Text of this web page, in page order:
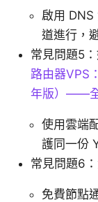
啟用 DNS
道進行，
常見問題5
路由器VPS
年版）——全
使用雲端
護同一份
常見問題6
免費節點